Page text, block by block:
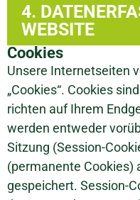
4.
WEBSITE
Cookies
Unsere Internetseiten
„Cookies“. Cookies
richten auf Ihrem
werden entweder
Sitzung (Session-
(permanente Cookies)
gespeichert. Session-